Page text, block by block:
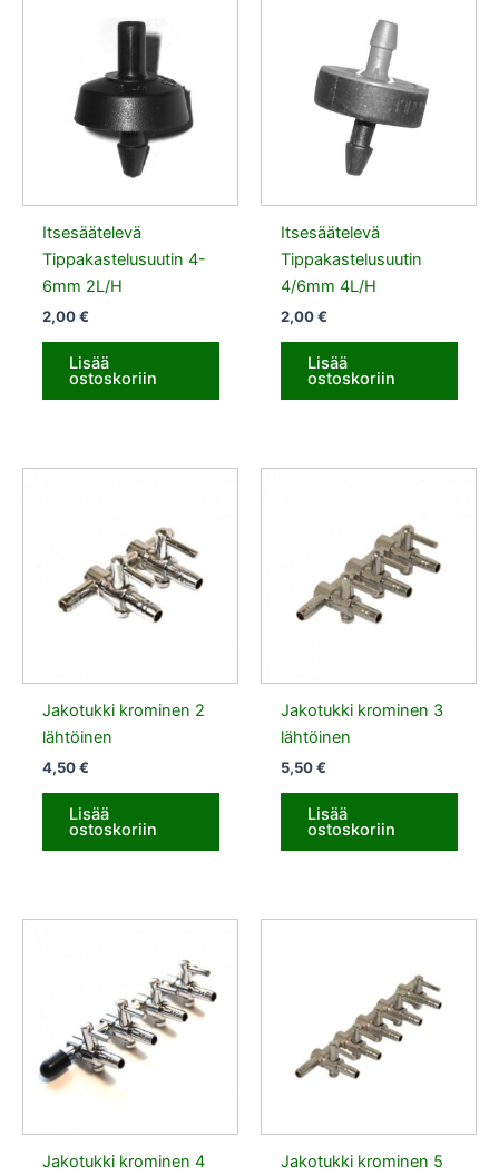
Itsesäätelevä
Tippakastelusuutin 4-
6mm 2L/H
2,00€
Lisää
ostoskoriin
Itsesäätelevä
Tippakastelusuutin
4/6mm 4L/H
2,00€
Lisää
ostoskoriin
Jakotukki krominen 2
lähtöinen
4,50€
Lisää
ostoskoriin
Jakotukki krominen 3
lähtöinen
5,50€
Lisää
ostoskoriin
Jakotukki krominen 4
Jakotukki krominen 5